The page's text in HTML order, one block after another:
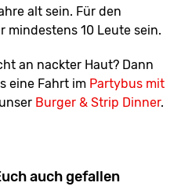
alt sein. Für den
mindestens 10 Leute sein.
an nackter Haut? Dann
eine Fahrt im Partybus mit
Burger & Strip Dinner.
auch gefallen